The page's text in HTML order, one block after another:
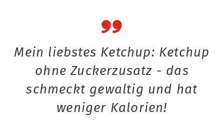
Mein liebstes Ketchup: Ketchup
ohne Zuckerzusatz - das
schmeckt gewaltig und hat
weniger Kalorien!